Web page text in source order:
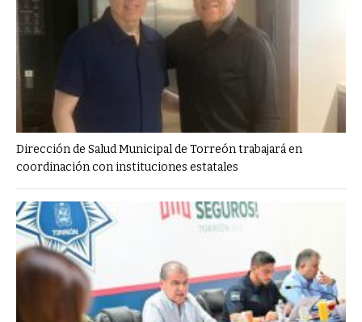
Dirección de Salud Municipal de Torreón trabajará en
coordinación con instituciones estatales